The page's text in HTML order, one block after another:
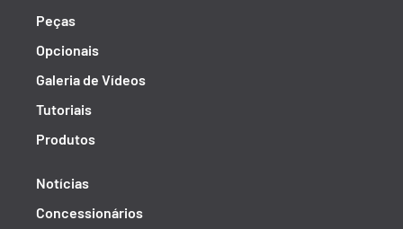
Peças
Opcionais
Galeria de Vídeos
Tutoriais
Produtos
Notícias
Concessionários